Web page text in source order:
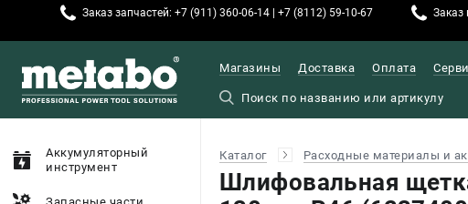
Заказ запчастей: +7 (911) 360-06-14 | +7 (8112) 59-10-67 Заказ
Магазины Доставка Оплата
Аккумуляторный
инструмент
Каталог Расходные материалы и
Шлифовальная